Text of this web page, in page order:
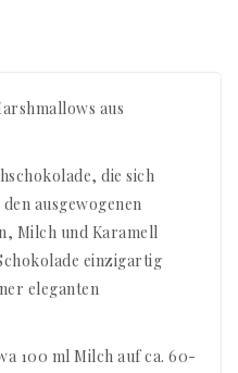
aus
die sich
ausgewogenen
Milch und Karamell
einzigartig
eleganten
100 ml Milch auf ca. 60-